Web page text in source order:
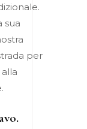
sua
per